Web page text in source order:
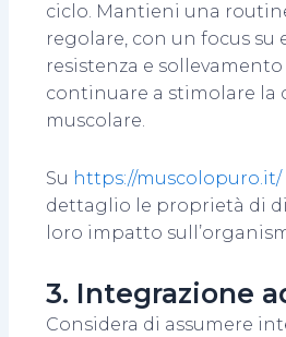
ciclo. Mantieni una
regolare, con un focus su
resistenza e sollevamento
continuare a stimolare la
muscolare.
Su https://muscolopuro.it/
dettaglio le proprietà di
loro impatto
3. Integrazione
Considera di assumere